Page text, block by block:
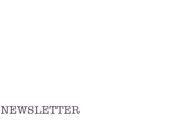
NEWSLETTER